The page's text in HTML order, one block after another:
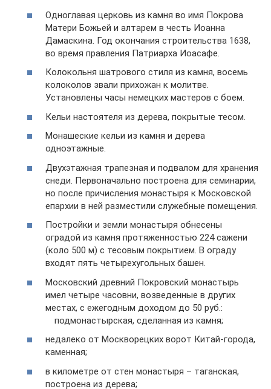
Одноглавая церковь из камня во имя Покрова
Матери Божьей и алтарем в честь Иоанна
Дамаскина. Год окончания строительства 1638,
во время правления Патриарха Иоасафе.
Колокольня шатрового стиля из камня, восемь
колоколов звали прихожан к молитве.
Установлены часы немецких мастеров с боем.
Кельи настоятеля из дерева, покрытые тесом.
Монашеские кельи из камня и дерева
одноэтажные.
Двухэтажная трапезная и подвалом для хранения
снеди. Первоначально построена для семинарии,
но после причисления монастыря к Московской
епархии в ней разместили служебные помещения.
Постройки и земли монастыря обнесены
оградой из камня протяженностью 224 сажени
(коло 500 м) с тесовым покрытием. В ограду
входят пять четырехугольных башен.
Московский древний Покровский монастырь
имел четыре часовни, возведенные в других
местах, с ежегодным доходом до 50 руб.:
подмонастырская, сделанная из камня;
недалеко от Москворецких ворот Китай-города,
каменная;
в километре от стен монастыря – таганская,
построена из дерева;